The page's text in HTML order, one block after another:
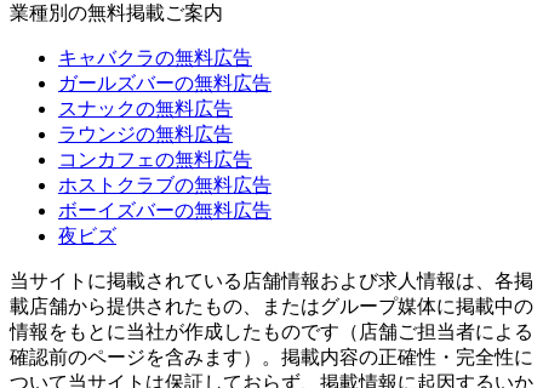
業種別の無料掲載ご案内
キャバクラの無料広告
ガールズバーの無料広告
スナックの無料広告
ラウンジの無料広告
コンカフェの無料広告
ホストクラブの無料広告
ボーイズバーの無料広告
夜ビズ
当サイトに掲載されている店舗情報および求人情報は、各掲
載店舗から提供されたもの、またはグループ媒体に掲載中の
情報をもとに当社が作成したものです（店舗ご担当者による
確認前のページを含みます）。掲載内容の正確性・完全性に
ついて当サイトは保証しておらず、掲載情報に起因するいか